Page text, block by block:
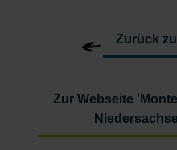
Zurück
Zur Webseite